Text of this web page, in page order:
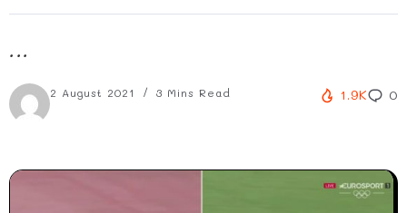
...
2 August 2021 3 Mins Read 1.9K 0